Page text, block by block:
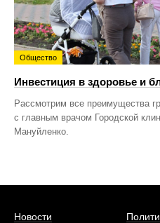
Общество
Инвестиция в здоровье и
Рассмотрим все преимущества
с главным врачом Городской
Мануйленко.
Новости